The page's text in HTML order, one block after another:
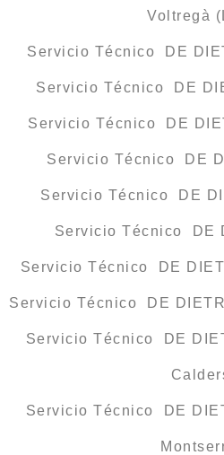
Voltregà
Servicio Técnico DE
Servicio Técnico DE
Servicio Técnico DE
Servicio Técnico DE
Servicio Técnico DE
Servicio Técnico DE
Servicio Técnico DE
Servicio Técnico DE
Servicio Técnico DE
Servicio Técnico DE